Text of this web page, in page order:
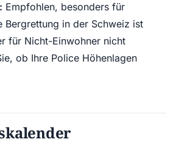
Empfohlen, besonders für
Bergrettung in der Schweiz ist
für Nicht-Einwohner nicht
ob Ihre Police Höhenlagen